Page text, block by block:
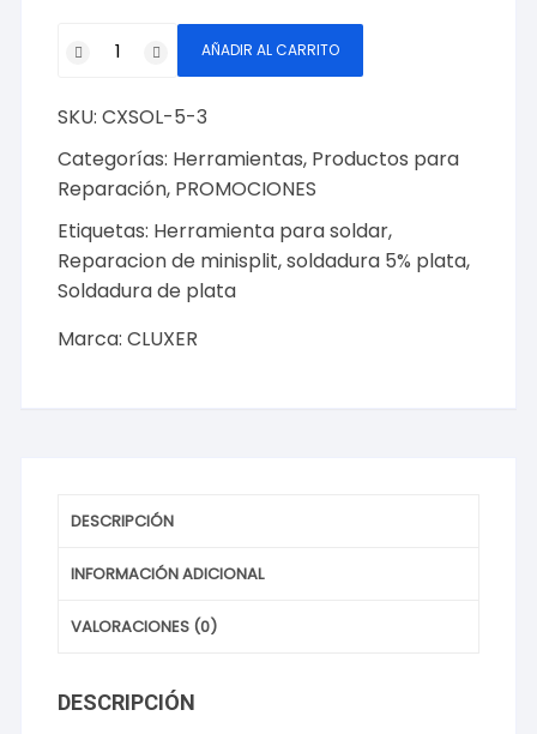
5%
Cluxer
Welding
Kit
Piezas
Modelo:
CXSOL-
3
AÑADIR AL CARRITO
SKU:CXSOL-5-3
Categorías: Herramientas, Productos para
Reparación, PROMOCIONES
Etiquetas: Herramienta para soldar,
Reparacion de minisplit,soldadura 5% plata,
Soldadura de plata
Marca:CLUXER
DESCRIPCIÓN
INFORMACIÓN ADICIONAL
VALORACIONES (0)
DESCRIPCIÓN